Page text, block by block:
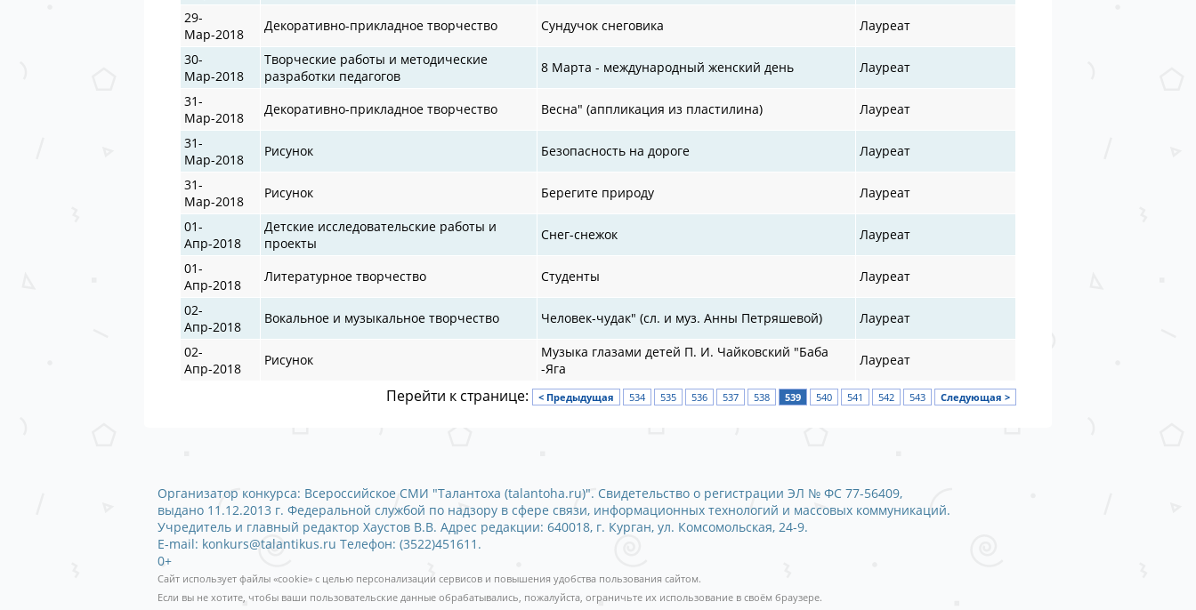
29-
Мар-2018
Декоративно-прикладное творчество Сундучок снеговика
Лауреат
30-
Мар-2018
Творческие работы и методические
разработки педагогов
8 Марта - международный женский день
Лауреат
31-
Мар-2018
Декоративно-прикладное творчество Весна" (аппликация из пластилина)
Лауреат
31-
Мар-2018
Рисунок Безопасность на дороге
Лауреат
31-
Мар-2018
Рисунок Берегите природу
Лауреат
01-
Апр-2018
Детские исследовательские работы и
проекты
Снег-снежок
Лауреат
01-
Апр-2018
Литературное творчество Студенты
Лауреат
02-
Апр-2018
Вокальное и музыкальное творчество Человек-чудак" (сл. и муз. Анны Петряшевой)
Лауреат
02-
Апр-2018
Рисунок
Музыка глазами детей П. И. Чайковский "Баба
-Яга
Лауреат
Перейти к странице: < Предыдущая 534 535 536 537 538 539 540 541 542 543 Следующая >
Организатор конкурса: Всероссийское СМИ "Талантоха (talantoha.ru)". Свидетельство о регистрации ЭЛ № ФС 77-56409,
выдано 11.12.2013 г. Федеральной службой по надзору в сфере связи, информационных технологий и массовых коммуникаций.
Учредитель и главный редактор Хаустов В.В. Адрес редакции: 640018, г. Курган, ул. Комсомольская, 24-9.
E-mail: konkurs@talantikus.ru Телефон: (3522)451611.
0+
Сайт использует файлы «cookie» с целью персонализации сервисов и повышения удобства пользования сайтом.
Если вы не хотите, чтобы ваши пользовательские данные обрабатывались, пожалуйста, ограничьте их использование в своём браузере.